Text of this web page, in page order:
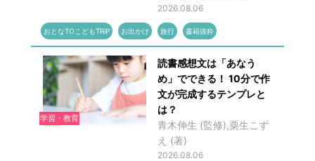
2026.08.06
おとなTOこどもTRiP お出かけ 旅行 書籍抜粋
学習・教育
読書感想文は「あなう
め」でできる！ 10分で作
文が完成するテンプレと
は？
青木伸生 (監修),粟生こず
え (著)
2026.08.06